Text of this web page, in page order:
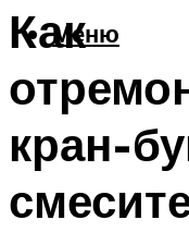
Меню
Как
кран-